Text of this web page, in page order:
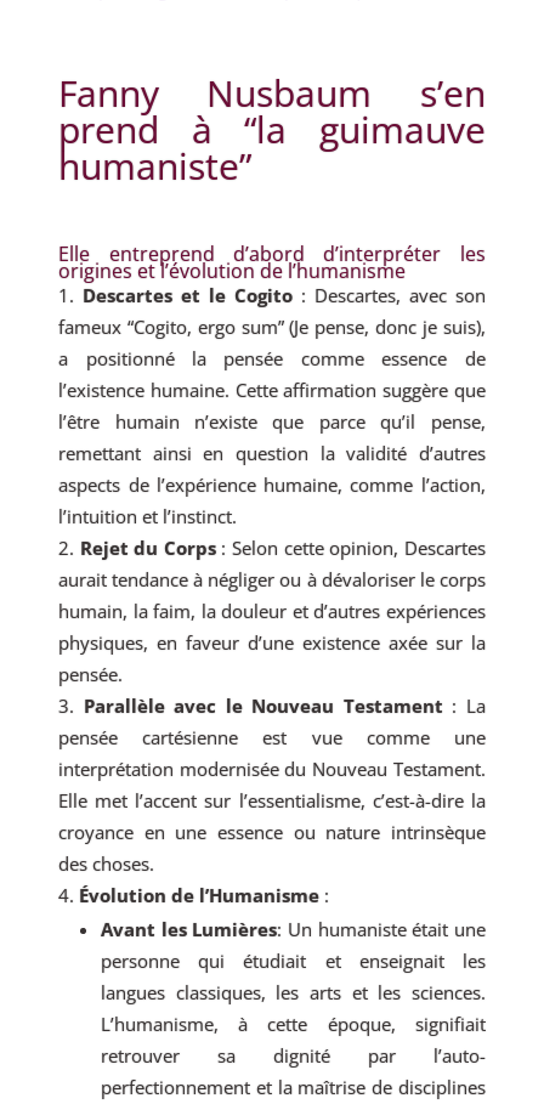
Fanny Nusbaum s’en
prend à “la guimauve
humaniste”
Elle entreprend d’abord d’interpréter les
origines et l’évolution de l’humanisme
Descartes et le Cogito : Descartes, avec son
fameux “Cogito, ergo sum” (Je pense, donc je suis),
a positionné la pensée comme essence de
l’existence humaine. Cette affirmation suggère que
l’être humain n’existe que parce qu’il pense,
remettant ainsi en question la validité d’autres
aspects de l’expérience humaine, comme l’action,
l’intuition et l’instinct.
Rejet du Corps: Selon cette opinion, Descartes
aurait tendance à négliger ou à dévaloriser le corps
humain, la faim, la douleur et d’autres expériences
physiques, en faveur d’une existence axée sur la
pensée.
Parallèle avec le Nouveau Testament : La
pensée cartésienne est vue comme une
interprétation modernisée du Nouveau Testament.
Elle met l’accent sur l’essentialisme, c’est-à-dire la
croyance en une essence ou nature intrinsèque
des choses.
Évolution de l’Humanisme :
Avant les Lumières: Un humaniste était une
personne qui étudiait et enseignait les
langues classiques, les arts et les sciences.
L’humanisme, à cette époque, signifiait
retrouver sa dignité par l’auto-
perfectionnement et la maîtrise de disciplines